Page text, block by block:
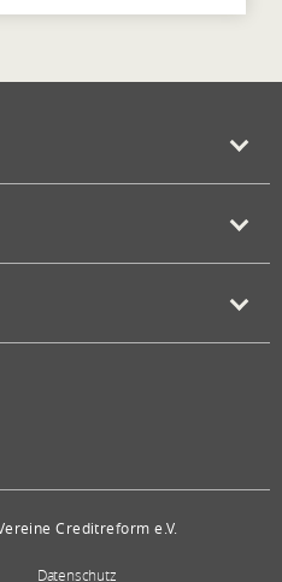
Creditreform e.V.
Datenschutz